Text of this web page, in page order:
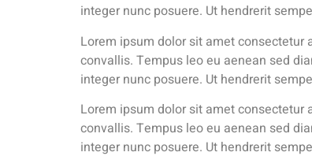
integer nunc posuere. Ut hendrerit
Lorem ipsum dolor sit amet
convallis. Tempus leo eu aenean sed
integer nunc posuere. Ut hendrerit
Lorem ipsum dolor sit amet
convallis. Tempus leo eu aenean sed
integer nunc posuere. Ut hendrerit